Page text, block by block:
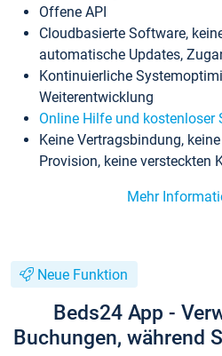
Offene API
Cloudbasierte Software,
automatische Updates,
Kontinuierliche
Weiterentwicklung
Online Hilfe und kostenloser
Keine Vertragsbindung,
Provision, keine versteckten
Mehr
Neue Funktion
Beds24 App -
Buchungen, während